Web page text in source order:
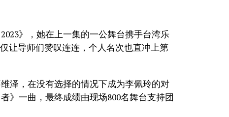
》，她在上一集的一公舞台携手台湾乐
让导师们赞叹连连，个人名次也直冲上第
泽，在没有选择的情况下成为李佩玲的对
》一曲，最终成绩由现场800名舞台支持团